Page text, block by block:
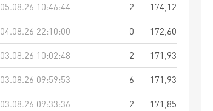
05.08.26 10:46:44
2
174,12
04.08.26 22:10:00
0
172,60
03.08.26 10:02:48
2
171,93
03.08.26 09:59:53
6
171,93
03.08.26 09:33:36
2
171,85